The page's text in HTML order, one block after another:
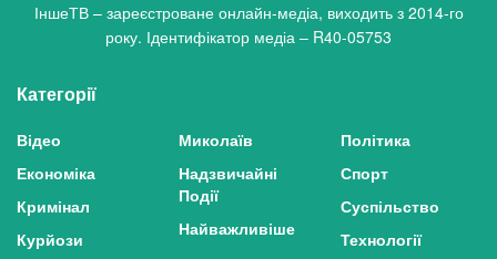
ІншеТВ – зареєстроване онлайн-медіа, виходить з 2014-го
року. Ідентифікатор медіа – R40-05753
Категорії
Відео
Економіка
Кримінал
Курйози
Миколаїв
Надзвичайні
Події
Найважливіше
Політика
Спорт
Суспільство
Технології